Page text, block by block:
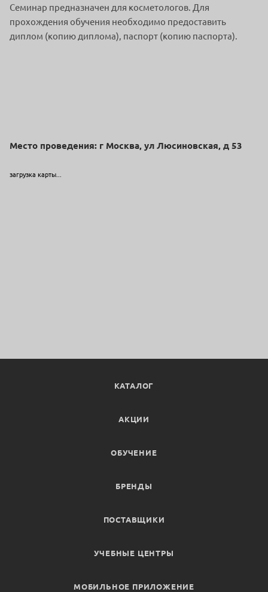
Семинар предназначен для косметологов. Для
прохождения обучения необходимо предоставить
диплом (копию диплома), паспорт (копию паспорта).
Место проведения: г Москва, ул Люсиновская, д 53
загрузка карты...
КАТАЛОГ
АКЦИИ
ОБУЧЕНИЕ
БРЕНДЫ
ПОСТАВЩИКИ
УЧЕБНЫЕ ЦЕНТРЫ
МОБИЛЬНОЕ ПРИЛОЖЕНИЕ